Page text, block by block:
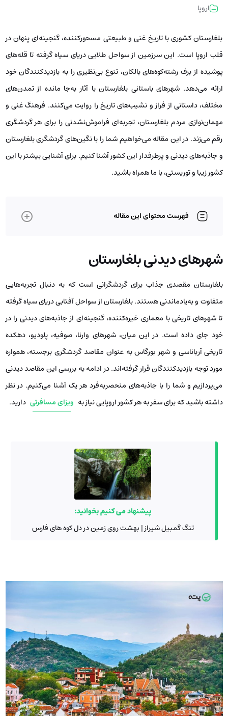
اروپا
بلغارستان کشوری با تاریخ غنی و طبیعتی مسحورکننده، گنجینه‌ای پنهان در
قلب اروپا است. این سرزمین از سواحل طلایی دریای سیاه گرفته تا قله‌های
پوشیده از برف رشته‌کوه‌های بالکان، تنوع بی‌نظیری را به بازدیدکنندگان خود
ارائه می‌دهد. شهرهای باستانی بلغارستان با آثار به‌جا مانده از تمدن‌های
مختلف، داستانی از فراز و نشیب‌های تاریخ را روایت می‌کنند. فرهنگ غنی و
مهمان‌نوازی مردم بلغارستان، تجربه‌ای فراموش‌نشدنی را برای هر گردشگری
رقم می‌زند. در این مقاله می‌خواهیم شما را با نگین‌های گردشگری بلغارستان
و جاذبه‌های دیدنی و پرطرفدار این کشور آشنا کنیم. برای آشنایی بیشتر با این
کشور زیبا و توریستی، با ما همراه باشید.
فهرست محتوای این مقاله
شهرهای دیدنی بلغارستان
بلغارستان مقصدی جذاب برای گردشگرانی است که به دنبال تجربه‌هایی
متفاوت و به‌یادماندنی هستند. بلغارستان از سواحل آفتابی دریای سیاه گرفته
تا شهرهای تاریخی با معماری خیره‌کننده، گنجینه‌ای از جاذبه‌های دیدنی را در
خود جای داده است. در این میان، شهرهای وارنا، صوفیه، پلودیو، دهکده
تاریخی آرباناسی و شهر بورگاس به عنوان مقاصد گردشگری برجسته، همواره
مورد توجه بازدیدکنندگان قرار گرفته‌اند. در ادامه به بررسی این مقاصد دیدنی
می‌پردازیم و شما را با جاذبه‌های منحصربه‌فرد هر یک آشنا می‌کنیم. در نظر
داشته باشید که برای سفر به هر کشور اروپایی نیاز به ویزای مسافرتی دارید.
پیشنهاد می کنیم بخوانید:
تنگ گمبیل شیراز | بهشت روی زمین در دل کوه های فارس